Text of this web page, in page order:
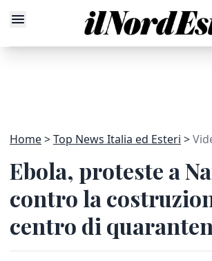
Home Top News Italia ed Esteri
Ebola, proteste a
contro la
centro di